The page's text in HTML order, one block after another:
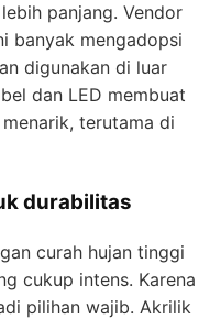
panjang. Vendor
banyak mengadopsi
digunakan di luar
dan LED membuat
terutama di
durabilitas
curah hujan tinggi
cukup intens. Karena
pilihan wajib. Akrilik